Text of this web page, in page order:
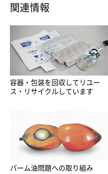
関連情報
容器・包装を回収してリユー
ス・リサイクルしています
パーム油問題への取り組み